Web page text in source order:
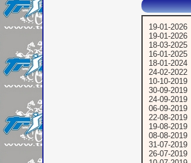
19-01-2026
19-01-2026
18-03-2025
16-01-2025
18-01-2024
24-02-2022
10-10-2019
30-09-2019
24-09-2019
06-09-2019
22-08-2019
19-08-2019
08-08-2019
31-07-2019
26-07-2019